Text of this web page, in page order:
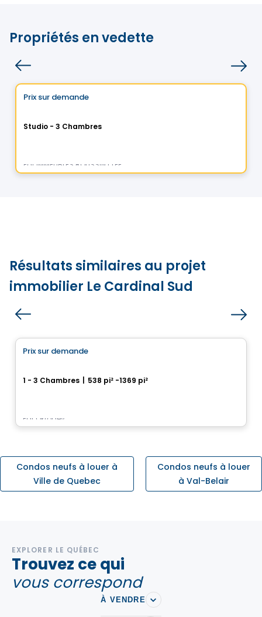
Propriétés en vedette
Condo/Appartement
Prix sur demande
Studio - 3 Chambres
Par IMMEUBLES ROUSSIN LTEE
Résultats similaires au projet
immobilier Le Cardinal Sud
Prix sur demande
1 - 3 Chambres 538 pi² -1369 pi²
Par Oktodev
Condos neufs à louer à
Ville de Quebec
Condos neufs à louer
à Val-Belair
EXPLORER LE QUÉBEC
Trouvez ce qui
vous correspond
À VENDRE